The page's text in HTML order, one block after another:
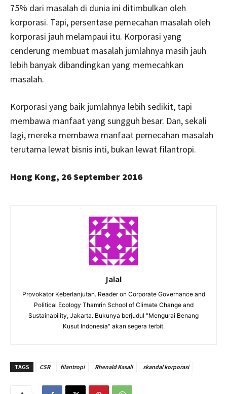
75% dari masalah di dunia ini ditimbulkan oleh
korporasi. Tapi, persentase pemecahan masalah oleh
korporasi jauh melampaui itu. Korporasi yang
cenderung membuat masalah jumlahnya masih jauh
lebih banyak dibandingkan yang memecahkan
masalah.
Korporasi yang baik jumlahnya lebih sedikit, tapi
membawa manfaat yang sungguh besar. Dan, sekali
lagi, mereka membawa manfaat pemecahan masalah
terutama lewat bisnis inti, bukan lewat filantropi.
Hong Kong, 26 September 2016
Jalal
Provokator Keberlanjutan. Reader on Corporate Governance and
Political Ecology Thamrin School of Climate Change and
Sustainability, Jakarta. Bukunya berjudul "Mengurai Benang
Kusut Indonesia" akan segera terbit.
TAGS CSR filantropi Rhenald Kasali skandal korporasi